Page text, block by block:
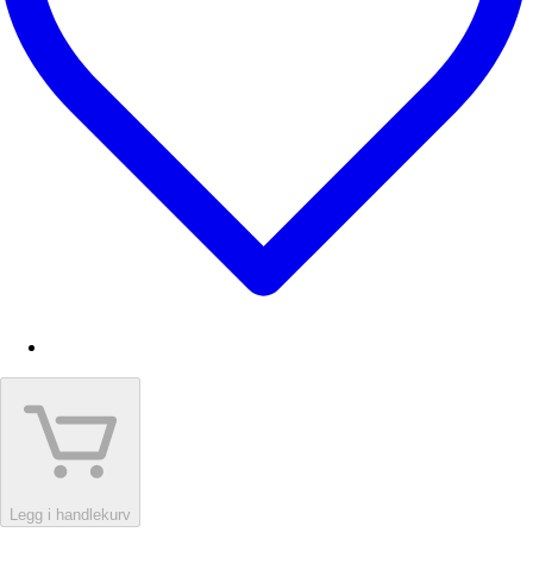
Legg i handlekurv